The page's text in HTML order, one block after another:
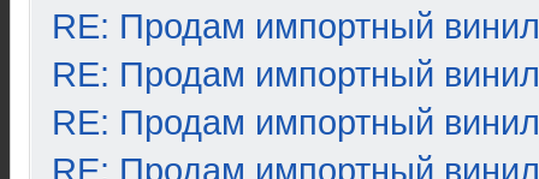
RE: Продам импортный винил
RE: Продам импортный винил
RE: Продам импортный винил
RE: Продам импортный винил